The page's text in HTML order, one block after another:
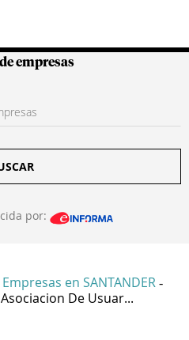
Colombianas
empresas
por:
Empresas en SANTANDER -
Asociacion De Usuar...